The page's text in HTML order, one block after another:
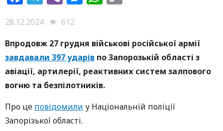
28.12.2024
612
Впродовж 27 грудня військові російської армії
завдавали 397 ударів по Запорозькій області з
авіації, артилерії, реактивних систем залпового
вогню та безпілотників.
Про це повідомили у Національній поліції
Запорізької області.